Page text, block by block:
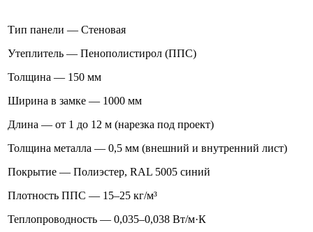
Тип панели — Стеновая
Утеплитель — Пенополистирол (ППС)
Толщина — 150 мм
Ширина в замке — 1000 мм
Длина — от 1 до 12 м (нарезка под проект)
Толщина металла — 0,5 мм (внешний и внутренний лист)
Покрытие — Полиэстер, RAL 5005 синий
Плотность ППС — 15–25 кг/м³
Теплопроводность — 0,035–0,038 Вт/м·К